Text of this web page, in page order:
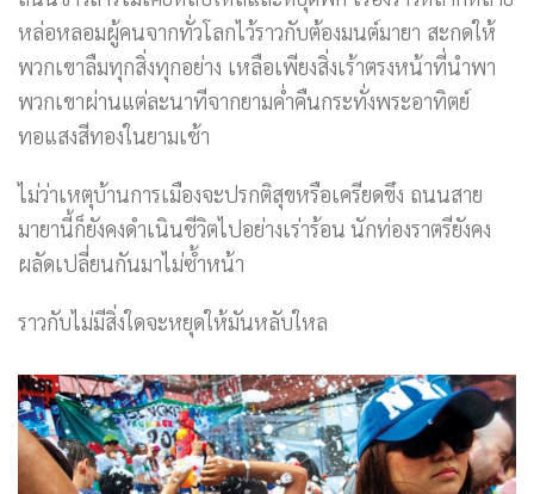
หล่อหลอมผู้คนจากทั่วโลกไว้ราวกับต้องมนต์มายา สะกดให้
พวกเขาลืมทุกสิ่งทุกอย่าง เหลือเพียงสิ่งเร้าตรงหน้าที่นำพา
พวกเขาผ่านแต่ละนาทีจากยามค่ำคืนกระทั่งพระอาทิตย์
ทอแสงสีทองในยามเช้า
ไม่ว่าเหตุบ้านการเมืองจะปรกติสุขหรือเครียดขึง ถนนสาย
มายานี้ก็ยังคงดำเนินชีวิตไปอย่างเร่าร้อน นักท่องราตรียังคง
ผลัดเปลี่ยนกันมาไม่ซ้ำหน้า
ราวกับไม่มีสิ่งใดจะหยุดให้มันหลับใหล